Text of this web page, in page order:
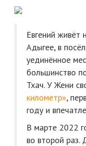
Евгений живёт
Адыгее, в
уединённое
большинство
Тхач. У Жени
километр»,
году и
В марте 2022
во второй раз.